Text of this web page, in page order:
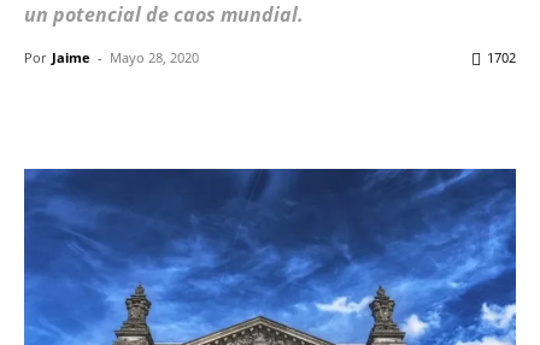
un potencial de caos mundial.
Por Jaime - Mayo 28, 2020 1702